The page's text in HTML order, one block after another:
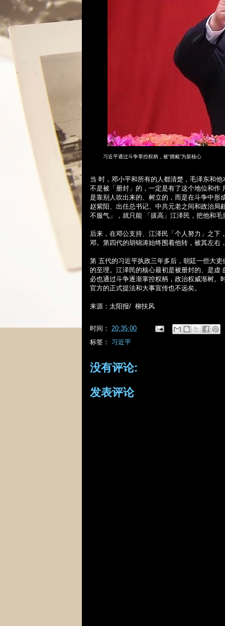
习近平通过斗争掌控权柄，被“拥戴”为新核心
当 时，邓小平和所有的人都清楚，毛泽东和
不是被「册封」的，一定是有了这个地位和作
是靠别人吹出来的、树立的，而是在斗争中形
赵紫阳、出任总书记、中共元老之间和政治局
不服气」，就只能 「拔高」江泽民，把他和毛
后来，在邓公支持、江泽民「个人努力」之下
邓。第四代的胡锦涛始终围着他转，被其左右
第 五代的习近平执政三年多后，朝廷一些大
的至理。江泽民的核心最初是被册封的、是虚
必也通过斗争逐渐掌控权柄，政治权威渐树
官方的正式提法和大事宣传也不远矣。
来源：太阳报/ 柳扶风
时间： 20:35:00
标签： 习近平
没有评论:
发表评论